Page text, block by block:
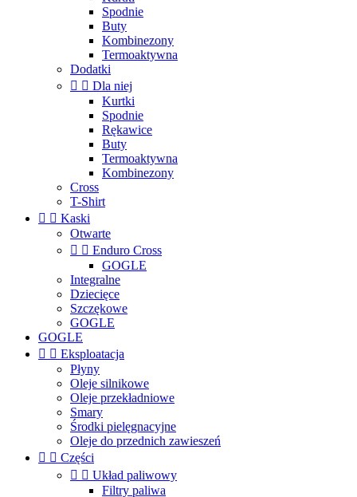
Spodnie
Buty
Kombinezony
Termoaktywna
Dodatki
  Dla niej
Kurtki
Spodnie
Rękawice
Buty
Termoaktywna
Kombinezony
Cross
T-Shirt
  Kaski
Otwarte
  Enduro Cross
GOGLE
Integralne
Dziecięce
Szczękowe
GOGLE
GOGLE
  Eksploatacja
Płyny
Oleje silnikowe
Oleje przekładniowe
Smary
Środki pielęgnacyjne
Oleje do przednich zawieszeń
  Części
  Układ paliwowy
Filtry paliwa